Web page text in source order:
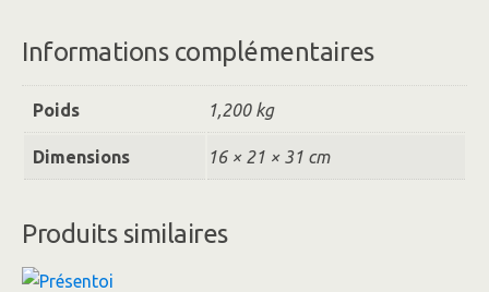
Informations complémentaires
Poids 1,200 kg
Dimensions 16 × 21 × 31 cm
Produits similaires